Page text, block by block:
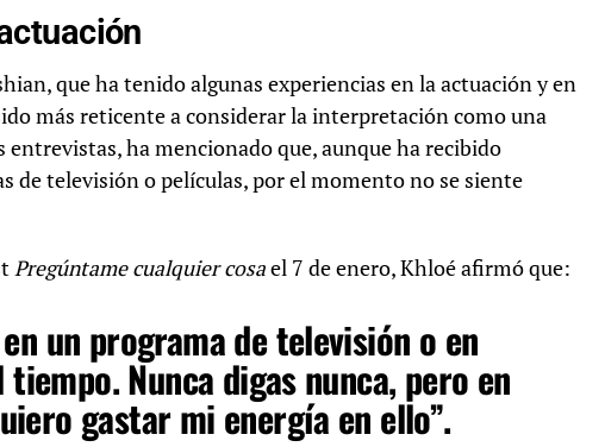
que ha tenido algunas experiencias en la actuación y en
más reticente a considerar la interpretación como una
ha mencionado que, aunque ha recibido
de televisión o películas, por el momento no se siente
Pregúntame cualquier cosael 7 de enero, Khloé afirmó que:
un programa de televisión o en
Nunca digas nunca, pero en
gastar mi energía en ello”.